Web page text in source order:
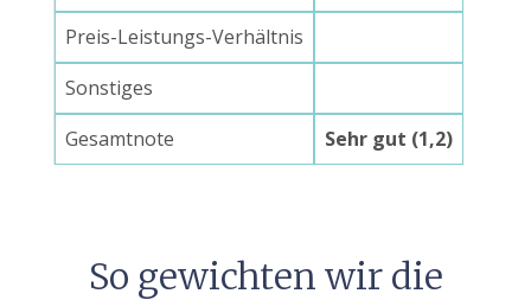
Preis-Leistungs-Verhältnis
Sonstiges
Gesamtnote
Sehr gut (1,2)
So gewichten wir die